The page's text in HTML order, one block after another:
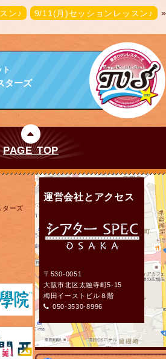
ン♪ 9/11(月)セッションレッスン♪ »
ト
ターズ
PAGE TOP
ターズ
運営会社とアクセス
〒530-0051
大阪市北区太融寺町5-15
梅田イーストビル８階
050-3530-8996